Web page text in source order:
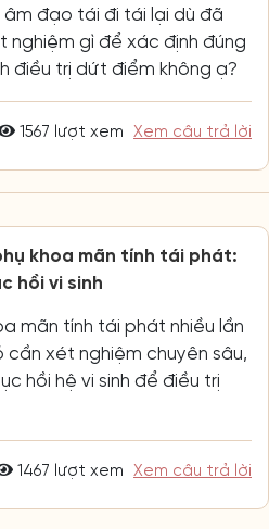
âm đạo tái đi tái lại dù đã
nghiệm gì để xác định đúng
điều trị dứt điểm không ạ?
1567 lượt xem Xem câu trả lời
khoa mãn tính tái phát:
hồi vi sinh
mãn tính tái phát nhiều lần
xét nghiệm chuyên sâu,
hồi hệ vi sinh để điều trị
1467 lượt xem Xem câu trả lời